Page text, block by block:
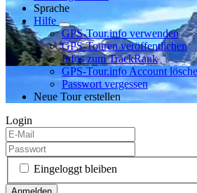
Sprache
Hilfe
GPS-Tour.info verwenden
GPS-Touren veröffentlichen
Infos zum TrackRank
GPS-Tour.info Account
Passwort vergessen
Neue Tour erstellen
Login
Eingeloggt bleiben